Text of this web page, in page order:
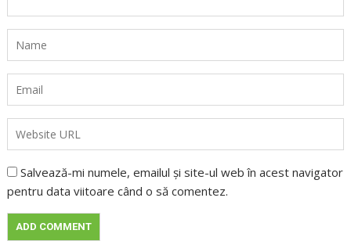
Salvează-mi numele, emailul și site-ul web în acest navigator
pentru data viitoare când o să comentez.